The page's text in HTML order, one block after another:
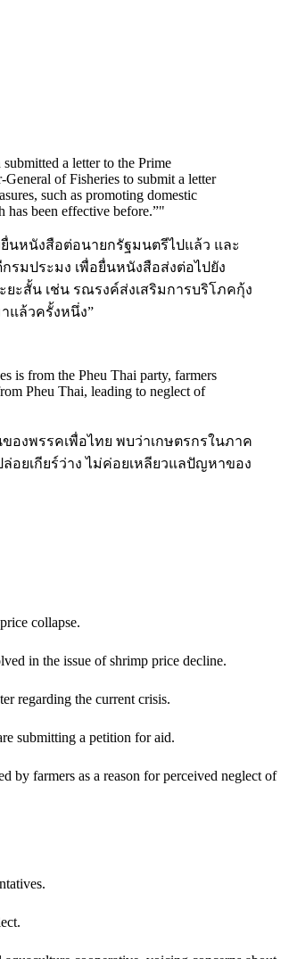
a letter to the Prime
of Fisheries to submit a letter
such as promoting domestic
been effective before.”"
นหนังสือต่อนายกรัฐมนตรีไปแล้ว และ
รมประมง เพื่อยื่นหนังสือส่งต่อไปยัง
ยะสั้น เช่น รณรงค์ส่งเสริมการบริโภคกุ้ง
แล้วครั้งหนึ่ง”
is from the Pheu Thai party, farmers
Pheu Thai, leading to neglect of
งพรรคเพื่อไทย พบว่าเกษตรกรในภาค
อยเกียร์ว่าง ไม่ค่อยเหลียวแลปัญหาของ
collapse.
in the issue of shrimp price decline.
regarding the current crisis.
submitting a petition for aid.
farmers as a reason for perceived neglect of